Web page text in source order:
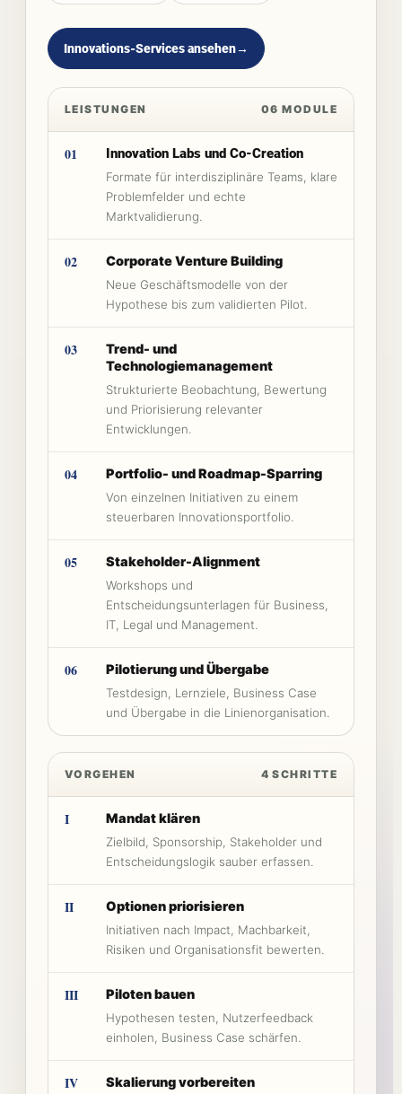
Innovations-Services ansehen→
LEISTUNGEN 06 MODULE
01 Innovation Labs und Co-Creation
Formate für interdisziplinäre Teams, klare
Problemfelder und echte
Marktvalidierung.
02 Corporate Venture Building
Neue Geschäftsmodelle von der
Hypothese bis zum validierten Pilot.
03
Trend- und
Technologiemanagement
Strukturierte Beobachtung, Bewertung
und Priorisierung relevanter
Entwicklungen.
04 Portfolio- und Roadmap-Sparring
Von einzelnen Initiativen zu einem
steuerbaren Innovationsportfolio.
05 Stakeholder-Alignment
Workshops und
Entscheidungsunterlagen für Business,
IT, Legal und Management.
06 Pilotierung und Übergabe
Testdesign, Lernziele, Business Case
und Übergabe in die Linienorganisation.
VORGEHEN 4 SCHRITTE
I Mandat klären
Zielbild, Sponsorship, Stakeholder und
Entscheidungslogik sauber erfassen.
II Optionen priorisieren
Initiativen nach Impact, Machbarkeit,
Risiken und Organisationsfit bewerten.
III Piloten bauen
Hypothesen testen, Nutzerfeedback
einholen, Business Case schärfen.
IV Skalierung vorbereiten